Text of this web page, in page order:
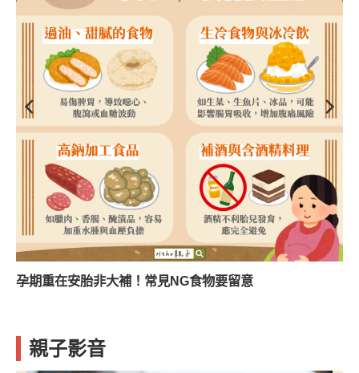
孕期重在安胎非大補！常見NG食物要留意
親子影音